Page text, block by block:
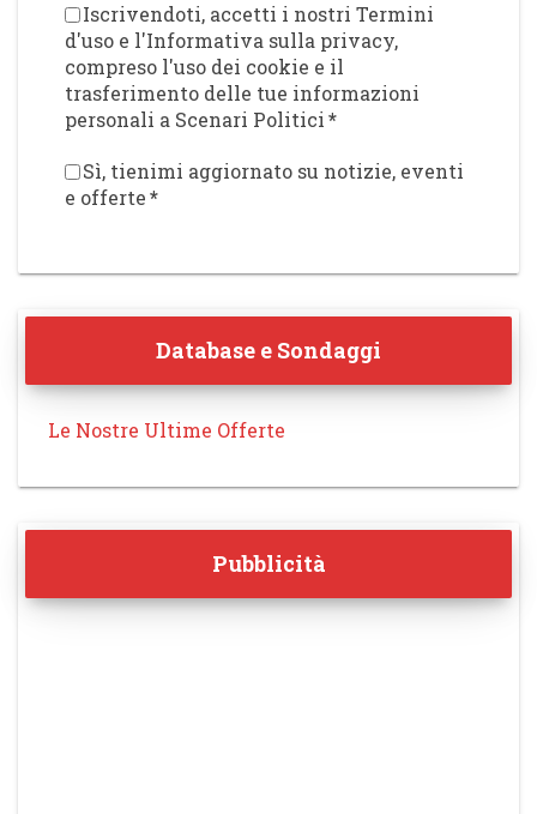
Iscrivendoti, accetti i nostri Termini
d'uso e l'Informativa sulla privacy,
compreso l'uso dei cookie e il
trasferimento delle tue informazioni
personali a Scenari Politici*
Sì, tienimi aggiornato su notizie, eventi
e offerte*
Database e Sondaggi
Le Nostre Ultime Offerte
Pubblicità